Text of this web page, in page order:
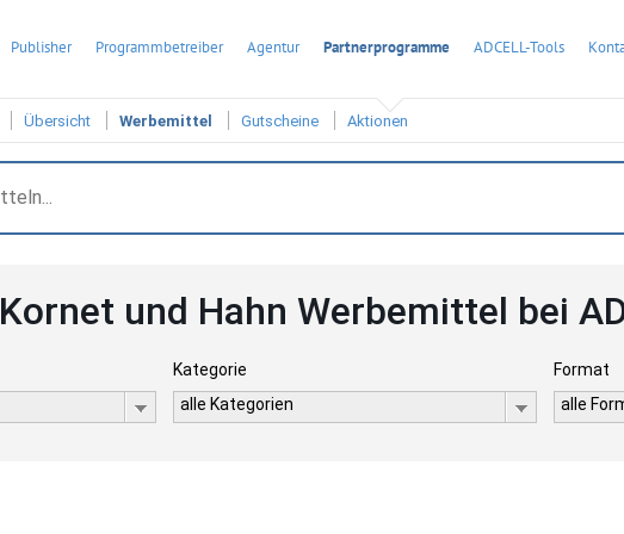
Publisher Programmbetreiber Agentur Partnerprogramme ADCELL-Tools
Übersicht Werbemittel Gutscheine Aktionen
Kornet und Hahn Werbemittel bei
Kategorie
alle Kategorien
Format
alle